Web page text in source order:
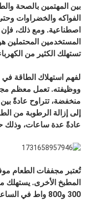
بين المهتمين بالصحة
الفواكه والخضراوات
اصطناعية. ومع ذلك،
المستخدمين المحتملين
تستهلك الكثير من
لفهم استهلاك الطاقة
ووظيفته. تعمل معظم
إلى إزالة الرطوبة من
عادةً عدة ساعات،
تُعتبر مجففات الطعام
المطبخ الأخرى.
300 و800 واط